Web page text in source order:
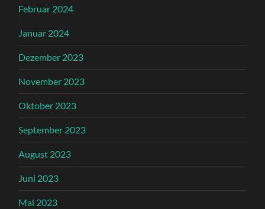
Februar 2024
Januar 2024
Dezember 2023
November 2023
Oktober 2023
September 2023
August 2023
Juni 2023
Mai 2023